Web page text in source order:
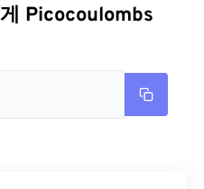
Picocoulombs